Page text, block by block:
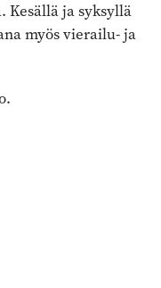
Kesällä ja syksyllä
myös vierailu- ja